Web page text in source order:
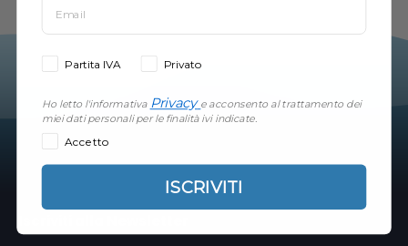
Partita IVA Privato
Ho letto l'informativa Privacy e acconsento al trattamento dei
miei dati personali per le finalità ivi indicate.
Accetto
ISCRIVITI